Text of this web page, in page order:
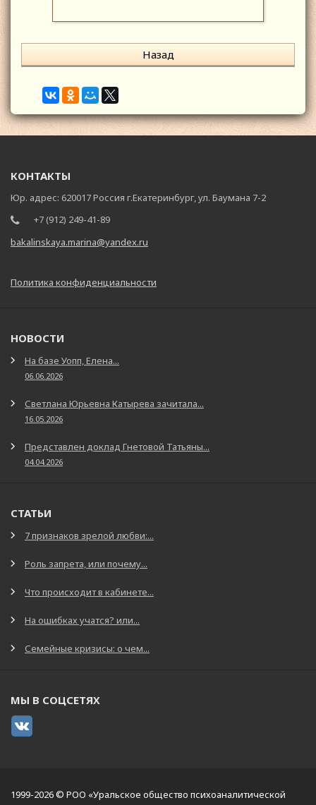
Назад
КОНТАКТЫ
Юр. адрес: 620017 Россия г.Екатеринбург, ул. Баумана 7-2
+7 (912) 249-41-89
bakalinskaya.marina@yandex.ru
Политика конфиденциальности
НОВОСТИ
На базе Уопп, Елена...
06.06.2026
Светлана Юрьевна Катырева зачитала...
16.05.2026
Представлен доклад Гнетовой Татьяны...
04.04.2026
СТАТЬИ
7 признаков зрелой любви:...
Роль запрета, или почему...
Что происходит в кабинете...
На ошибках учатся? или...
Семейные кризисы: о чем...
МЫ В СОЦСЕТЯХ
1999-2026 © РОО «Уральское общество психоаналитической